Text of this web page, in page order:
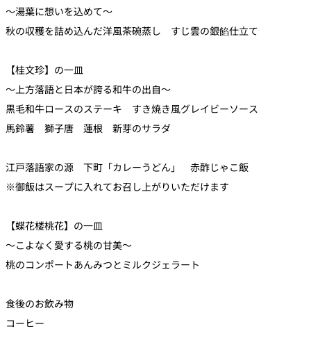
～湯葉に想いを込めて～
秋の収穫を詰め込んだ洋風茶碗蒸し すじ雲の銀餡仕立て
【桂文珍】の一皿
～上方落語と日本が誇る和牛の出自～
黒毛和牛ロースのステーキ すき焼き風グレイビーソース
馬鈴薯 獅子唐 蓮根 新芽のサラダ
江戸落語家の源 下町「カレーうどん」 赤酢じゃこ飯
※御飯はスープに入れてお召し上がりいただけます
【蝶花楼桃花】の一皿
～こよなく愛する桃の甘美～
桃のコンポートあんみつとミルクジェラート
食後のお飲み物
コーヒー